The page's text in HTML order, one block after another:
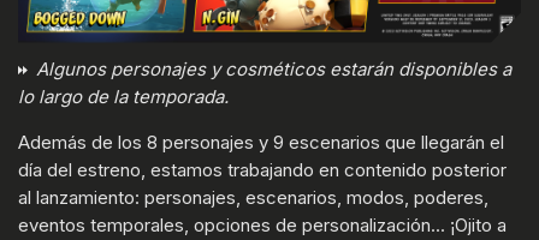
Algunos personajes y cosméticos estarán disponibles a
lo largo de la temporada.
Además de los 8 personajes y 9 escenarios que llegarán el
día del estreno, estamos trabajando en contenido posterior
al lanzamiento: personajes, escenarios, modos, poderes,
eventos temporales, opciones de personalización... ¡Ojito a